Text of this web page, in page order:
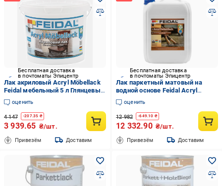
Бесплатная доставка
в почтоматы Эпицентр
Лак акриловый Acryl Möbellack
Feidal мебельный 5 л Глянцевый
(27582043)
оценить
4 147 -207.35 ₴
3 939.65 ₴/шт.
Привезём Доставим
Бесплатная доставка
в почтоматы Эпицентр
Лак паркетный матовый на
водной основе Feidal Acryl
Parkettlack 10 л (2034870134)
оценить
12 982 -649.10 ₴
12 332.90 ₴/шт.
Привезём Доставим